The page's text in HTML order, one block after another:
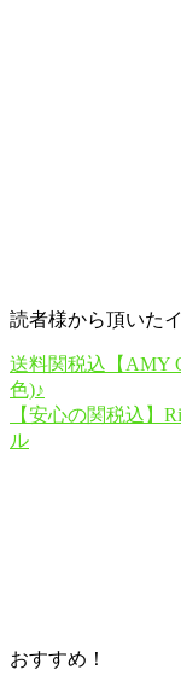
読者様から頂いた
送料関税込【AMY
色)♪
【安心の関税込】
ル
おすすめ！